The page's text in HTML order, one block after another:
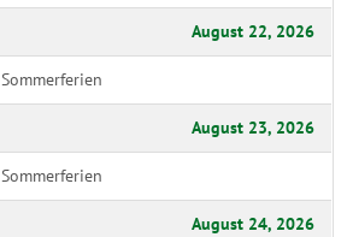
August 22, 2026
Sommerferien
August 23, 2026
Sommerferien
August 24, 2026